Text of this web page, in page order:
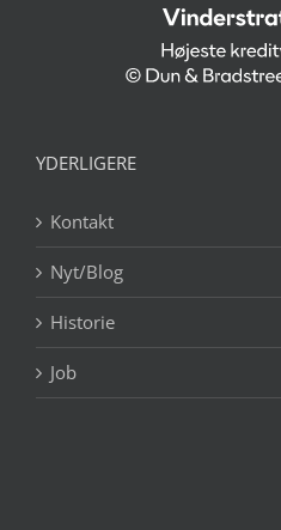
YDERLIGERE
Kontakt
Nyt/Blog
Historie
Job